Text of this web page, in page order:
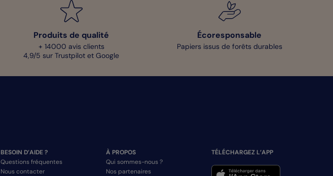
Produits de qualité
+ 14000 avis clients
4,9/5 sur Trustpilot et Google
Écoresponsable
Papiers issus de forêts durables
BESOIN D’AIDE ?
Questions fréquentes
Nous contacter
À PROPOS
Qui sommes-nous ?
Nos partenaires
TÉLÉCHARGEZ L’APP